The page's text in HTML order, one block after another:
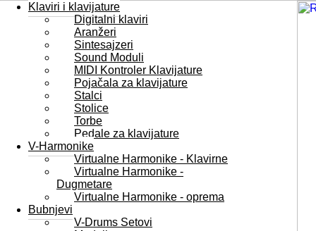
Klaviri i klavijature
Digitalni klaviri
Aranžeri
Sintesajzeri
Sound Moduli
MIDI Kontroler Klavijature
Pojačala za klavijature
Stalci
Stolice
Torbe
Pedale za klavijature
V-Harmonike
Virtualne Harmonike - Klavirne
Virtualne Harmonike -
Dugmetare
Virtualne Harmonike - oprema
Bubnjevi
V-Drums Setovi